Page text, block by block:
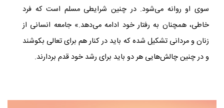
سوی او روانه می‌شود. در چنین شرایطی مسلم است که فرد
خاطی، همچنان به رفتار خود ادامه می‌دهد.» جامعه انسانی از
زنان و مردانی تشکیل شده که باید در کنار هم برای تعالی بکوشند
و در چنین چالش‌هایی هر دو باید برای رشد خود قدم بردارند.